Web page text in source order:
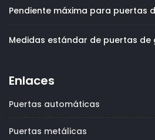
Pendiente máxima para puertas
Medidas estándar de puertas de
Enlaces
Puertas automáticas
Puertas metálicas